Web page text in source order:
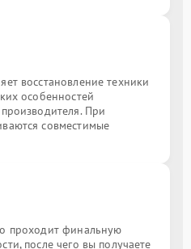
восстановление техники
особенностей
При
совместимые
проходит финальную
после чего вы получаете